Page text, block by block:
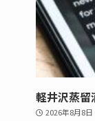
軽井沢蒸留
2026年8月8日